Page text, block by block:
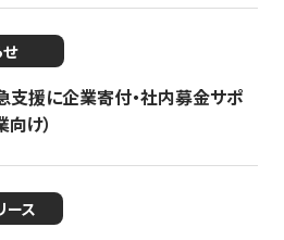
援に企業寄付・社内募金サポ
け）
ース